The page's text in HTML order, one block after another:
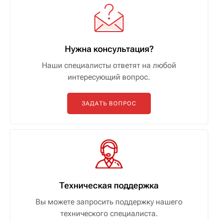
Нужна консультация?
Наши специалисты ответят на любой
интересующий вопрос.
ЗАДАТЬ ВОПРОС
Техническая поддержка
Вы можете запросить поддержку нашего
технического специалиста.